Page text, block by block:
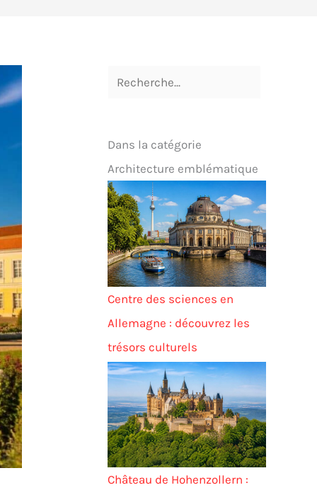
Dans la catégorie
Architecture emblématique
Centre des sciences en
Allemagne : découvrez les
trésors culturels
Château de Hohenzollern :